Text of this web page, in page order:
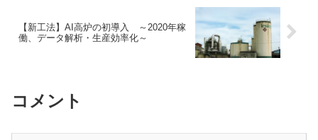
【新工法】AI高炉の初導入 ～2020年稼
働、データ解析・生産効率化～
コメント